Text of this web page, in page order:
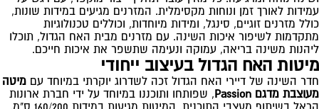
עמידות לאורך זמן ונוחות מקסימלית. המזרנים מגיעים במידות שונות,
כולל מזרנים זוגיים, סינגל, ומידות מיוחדות, וכוללים טכנולוגיות
מתקדמות לשיפור איכות השינה. עם מזרנים מבית האח הגדול, תוכלו
ליהנות משינה בריאה, עמוקה ונעימה שתשפר את איכות חייכם.
מיטות האח הגדול בעיצוב ייחודי
חדר השינה של דיירי האח הגדול זכה לשדרוג יוקרתי במיוחד עם מיטה
מעוצבת מדגם Passion
, שפותחו ותוכננו במיוחד על ידי חברת ארונות
הראל בשיתוף מעצבי התוכנית. המיטות מגיעות במידות 160/200 ס"מ,